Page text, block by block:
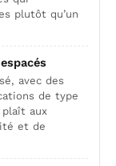
plutôt qu’un
avec des
de type
aux
et de